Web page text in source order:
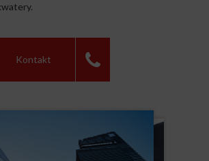
Kontakt